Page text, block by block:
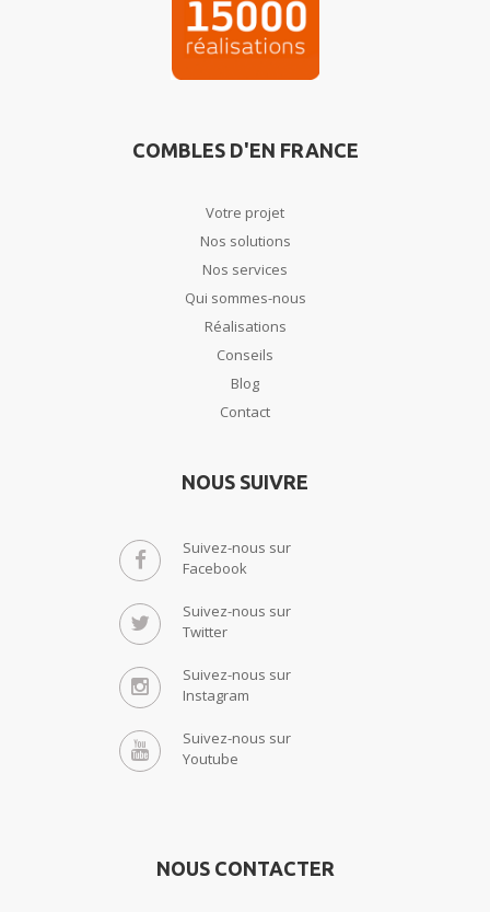
COMBLES D'EN FRANCE
Votre projet
Nos solutions
Nos services
Qui sommes-nous
Réalisations
Conseils
Blog
Contact
NOUS SUIVRE
Suivez-nous sur
Facebook
Suivez-nous sur
Twitter
Suivez-nous sur
Instagram
Suivez-nous sur
Youtube
NOUS CONTACTER